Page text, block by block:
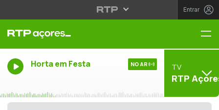
Entrar
Horta em Festa NO AR TV
RTP